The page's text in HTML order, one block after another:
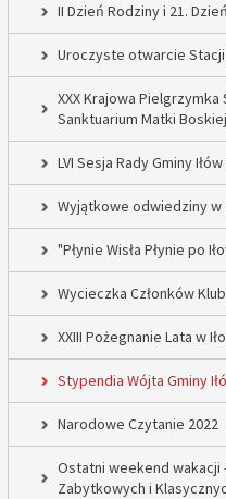
II Dzień Rodziny i 21.
Uroczyste otwarcie
XXX Krajowa
Sanktuarium Matki
LVI Sesja Rady Gminy Iłów
Wyjątkowe odwiedziny w
"Płynie Wisła Płynie po
Wycieczka Członków
XXIII Pożegnanie Lata w
Stypendia Wójta Gminy
Narodowe Czytanie 2022
Ostatni weekend wakacji
Zabytkowych i